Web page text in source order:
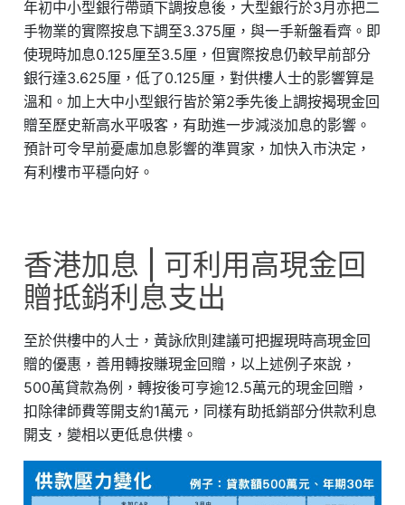
年初中小型銀行帶頭下調按息後，大型銀行於3月亦把二
手物業的實際按息下調至3.375厘，與一手新盤看齊。即
使現時加息0.125厘至3.5厘，但實際按息仍較早前部分
銀行達3.625厘，低了0.125厘，對供樓人士的影響算是
溫和。加上大中小型銀行皆於第2季先後上調按揭現金回
贈至歷史新高水平吸客，有助進一步減淡加息的影響。
預計可令早前憂慮加息影響的準買家，加快入市決定，
有利樓市平穩向好。
香港加息 | 可利用高現金回
贈抵銷利息支出
至於供樓中的人士，黃詠欣則建議可把握現時高現金回
贈的優惠，善用轉按賺現金回贈，以上述例子來說，
500萬貸款為例，轉按後可亨逾12.5萬元的現金回贈，
扣除律師費等開支約1萬元，同樣有助抵銷部分供款利息
開支，變相以更低息供樓。